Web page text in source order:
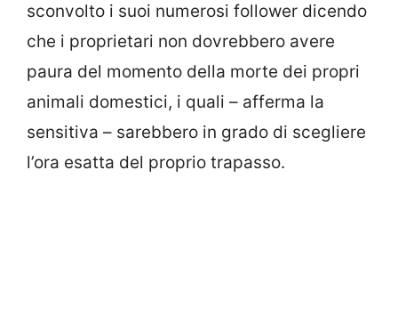
sconvolto i suoi numerosi follower dicendo
che i proprietari non dovrebbero avere
paura del momento della morte dei propri
animali domestici, i quali – afferma la
sensitiva – sarebbero in grado di scegliere
l’ora esatta del proprio trapasso.